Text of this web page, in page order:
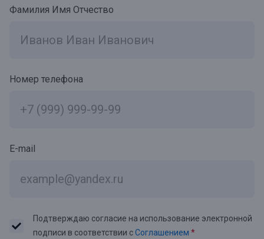
Фамилия Имя Отчество
Номер телефона
E-mail
Подтверждаю согласие на использование электронной
подписи в соответствии сСоглашением *